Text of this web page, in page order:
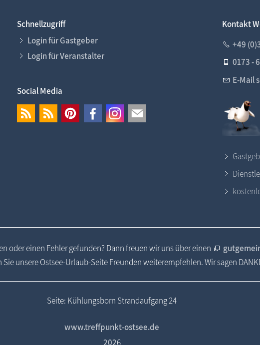
Schnellzugriff
Login für Gastgeber
Login für Veranstalter
Social Media
Kontakt
+49
0173 -
E-Mail
oder einen Fehler gefunden? Dann freuen wir uns über einen
Sie unsere Ostsee-Urlaub-Seite Freunden weiterempfehlen. Wir sagen
Seite: Kühlungsborn Strandaufgang 24
www.treffpunkt-ostsee.de
2026